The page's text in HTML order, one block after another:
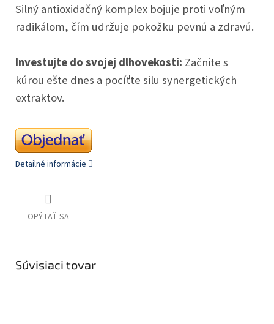
Silný antioxidačný komplex bojuje proti voľným
radikálom, čím udržuje pokožku pevnú a zdravú.
Investujte do svojej dlhovekosti: Začnite s
kúrou ešte dnes a pocíťte silu synergetických
extraktov.
Detailné informácie
OPÝTAŤ SA
Súvisiaci tovar